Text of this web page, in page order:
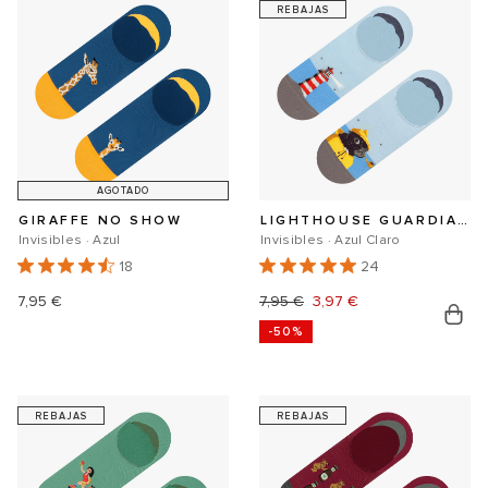
AGOTADO
GIRAFFE NO SHOW
Invisibles · Azul
18
Precio
7,95 €
REBAJAS
LIGHTHOUSE GUARDIAN NO SHOW
Invisibles · Azul Claro
24
Precio
habitual
7,95 €
Precio
de
3,97 €
-50%
REBAJAS REBAJAS